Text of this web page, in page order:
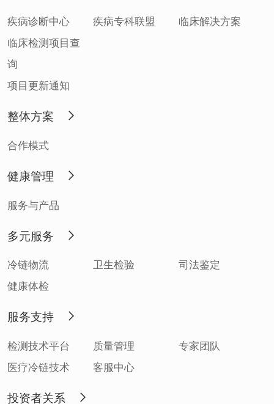
疾病诊断中心 疾病专科联盟
临床解决方案
临床检测项目查
询
项目更新通知
整体方案
合作模式
健康管理
服务与产品
多元服务
冷链物流 卫生检验
司法鉴定
健康体检
服务支持
检测技术平台 质量管理
专家团队
医疗冷链技术
客服中心
投资者关系